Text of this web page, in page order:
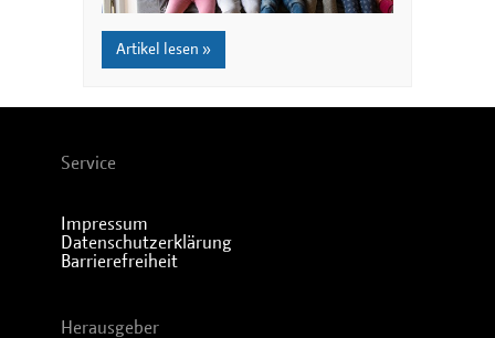
Artikel lesen »
Service
Impressum
Datenschutzerklärung
Barrierefreiheit
Herausgeber